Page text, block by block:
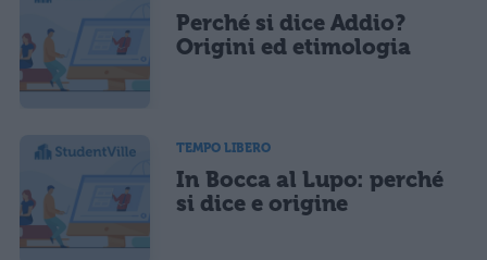
Perché si dice Addio?
Origini ed etimologia
TEMPO LIBERO
In Bocca al Lupo: perché
si dice e origine